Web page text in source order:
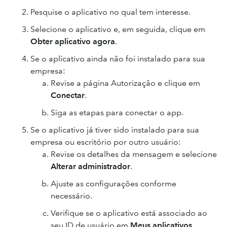
Pesquise o aplicativo no qual tem interesse.
Selecione o aplicativo e, em seguida, clique em
Obter aplicativo agora.
Se o aplicativo ainda não foi instalado para sua
empresa:
Revise a página Autorização e clique em
Conectar.
Siga as etapas para conectar o app.
Se o aplicativo já tiver sido instalado para sua
empresa ou escritório por outro usuário:
Revise os detalhes da mensagem e selecione
Alterar administrador.
Ajuste as configurações conforme
necessário.
Verifique se o aplicativo está associado ao